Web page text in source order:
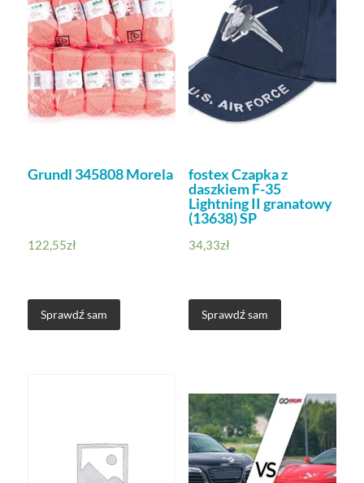
Grundl 345808 Morela
122,55zł
Sprawdź sam
fostex Czapka z
daszkiem F-35
Lightning II granatowy
(13638) SP
34,33zł
Sprawdź sam